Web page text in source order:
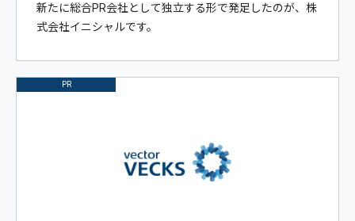
新たに総合PR会社として独立する形で発足したのが、株
式会社イニシャルです。
PR